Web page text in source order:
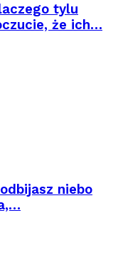
tylu
że ich…
niebo